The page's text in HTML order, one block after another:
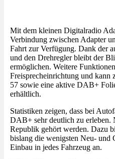
Mit dem kleinen Digitalradio
Verbindung zwischen Adapter
Fahrt zur Verfügung. Dank der
und den Drehregler bleibt der
ermöglichen. Weitere
Freisprecheinrichtung und kann
57 sowie eine aktive DAB+
erhältlich.
Statistiken zeigen, dass bei
DAB+ sehr deutlich zu erleben.
Republik gehört werden. Dazu
bislang die wenigsten Neu- und
Einbau in jedes Fahrzeug an.